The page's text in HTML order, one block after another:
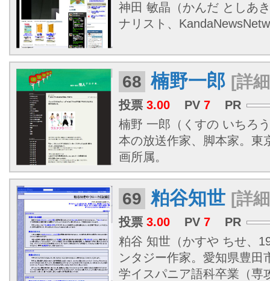
神田 敏晶（かんだ としあ
ナリスト、
68 楠野一郎 [詳
投票 3.00 PV 7
PR
楠野 一郎（くすの いちろ
本の放送作家、脚本家。東
画所属。
69 粕谷知世 [詳
投票 3.00 PV 7
PR
粕谷 知世（かすや ちせ、
ンタジー作家。愛知県豊田
学イスパニア語科卒業（専